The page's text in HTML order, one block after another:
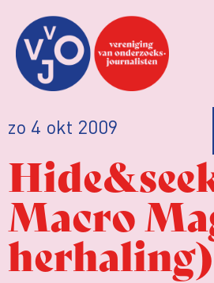
zo 4 okt 2009
Macro
herhaling)